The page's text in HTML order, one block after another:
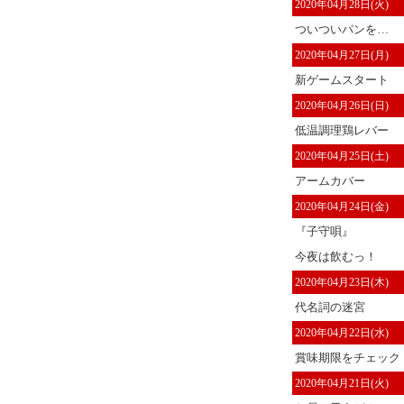
2020年04月28日(火)
ついついパンを…
2020年04月27日(月)
新ゲームスタート
2020年04月26日(日)
低温調理鶏レバー
2020年04月25日(土)
アームカバー
2020年04月24日(金)
『子守唄』
今夜は飲むっ！
2020年04月23日(木)
代名詞の迷宮
2020年04月22日(水)
賞味期限をチェック
2020年04月21日(火)